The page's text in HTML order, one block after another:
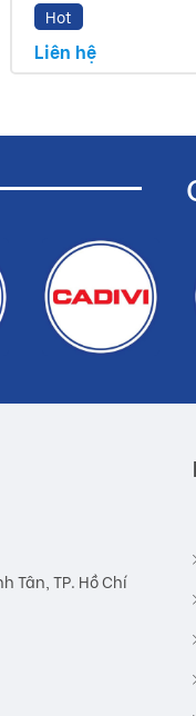
Hot
Liên hệ
Tân, TP. Hồ Chí